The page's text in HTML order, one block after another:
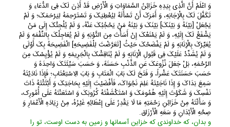
وَ اعْلَمْ أَنَّ الَّذِی بِیَدِهِ خَزَائِنُ السَّمَاوَاتِ وَ الْأَرْضِ قَدْ أَذِنَ لَکَ فِی الدُّعَاءِ وَ
تَکَفَّلَ لَکَ بِالْإِجَابَهِ، وَ أَمَرَکَ أَنْ تَسْأَلَهُ لِیُعْطِیَکَ وَ تَسْتَرْحِمَهُ لِیَرْحَمَکَ؛ وَ لَمْ
یَجْعَلْ [بَیْنَهُ وَ بَیْنَکَ] بَیْنَکَ وَ بَیْنَهُ مَنْ یَحْجُبُکَ عَنْهُ، وَ لَمْ یُلْجِئْکَ إِلَى مَنْ
یَشْفَعُ لَکَ إِلَیْهِ، وَ لَمْ یَمْنَعْکَ إِنْ أَسَأْتَ مِنَ التَّوْبَهِ وَ لَمْ یُعَاجِلْکَ بِالنِّقْمَهِ وَ لَمْ
یُعَیِّرْکَ بِالْإِنَابَهِ وَ لَمْ یَفْضَحْکَ حَیْثُ [تَعَرَّضْتَ لِلْفَضِیحَهِ] الْفَضِیحَهُ بِکَ أَوْلَى
وَ لَمْ یُشَدِّدْ عَلَیْکَ فِی قَبُولِ الْإِنَابَهِ وَ لَمْ یُنَاقِشْکَ بِالْجَرِیمَهِ وَ لَمْ یُؤْیِسْکَ مِنَ
الرَّحْمَهِ، بَلْ جَعَلَ نُزُوعَکَ عَنِ الذَّنْبِ حَسَنَهً، وَ حَسَبَ سَیِّئَتَکَ وَاحِدَهً وَ
حَسَبَ حَسَنَتَکَ عَشْراً، وَ فَتَحَ لَکَ بَابَ الْمَتَابِ وَ بَابَ الِاسْتِعْتَابِ؛ فَإِذَا نَادَیْتَهُ
سَمِعَ نِدَاکَ وَ إِذَا نَاجَیْتَهُ عَلِمَ نَجْوَاکَ، فَأَفْضَیْتَ إِلَیْهِ بِحَاجَتِکَ وَ أَبْثَثْتَهُ ذَاتَ
نَفْسِکَ وَ شَکَوْتَ إِلَیْهِ هُمُومَکَ وَ اسْتَکْشَفْتَهُ کُرُوبَکَ وَ اسْتَعَنْتَهُ عَلَى أُمُورِک،
وَ سَأَلْتَهُ مِنْ خَزَائِنِ رَحْمَتِهِ مَا لَا یَقْدِرُ عَلَى إِعْطَائِهِ غَیْرُهُ، مِنْ زِیَادَهِ الْأَعْمَارِ وَ
صِحَّهِ الْأَبْدَانِ وَ سَعَهِ الْأَرْزَاق‏.
و بدان، که خداوندى که خزاین آسمانها و زمین به دست اوست، تو را